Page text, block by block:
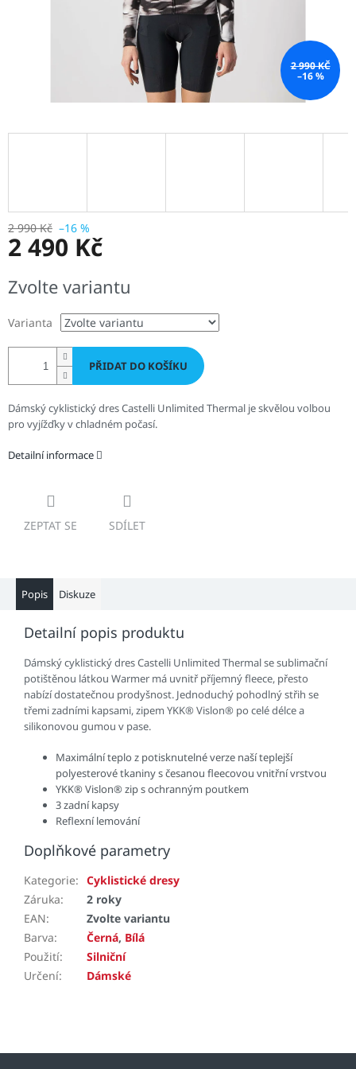
2 990 KČ
–16 %
2 990 Kč –16 %
2 490 Kč
cena:
Zvolte variantu
Varianta
PŘIDAT DO KOŠÍKU
Dámský cyklistický dres Castelli Unlimited Thermal je skvělou volbou
pro vyjížďky v chladném počasí.
Detailní informace
ZEPTAT SE SDÍLET
Popis Diskuze
Detailní popis produktu
Dámský cyklistický dres Castelli Unlimited Thermal se sublimační
potištěnou látkou Warmer má uvnitř příjemný fleece, přesto
nabízí dostatečnou prodyšnost. Jednoduchý pohodlný střih se
třemi zadními kapsami, zipem YKK® Vislon® po celé délce a
silikonovou gumou v pase.
Maximální teplo z potisknutelné verze naší teplejší
polyesterové tkaniny s česanou fleecovou vnitřní vrstvou
YKK® Vislon® zip s ochranným poutkem
3 zadní kapsy
Reflexní lemování
Doplňkové parametry
Kategorie: Cyklistické dresy
Záruka:
2 roky
EAN:
Zvolte variantu
Barva: Černá, Bílá
Použití:
Silniční
Určení: Dámské